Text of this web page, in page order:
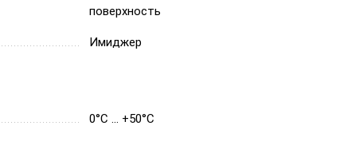
поверхность
Имиджер
0°C … +50°C